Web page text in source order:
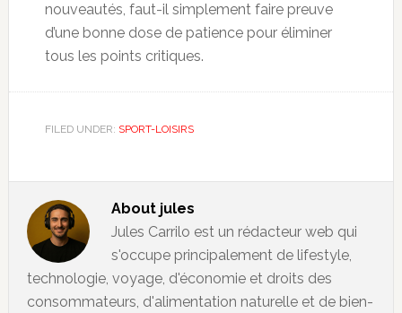
nouveautés, faut-il simplement faire preuve
d’une bonne dose de patience pour éliminer
tous les points critiques.
FILED UNDER: SPORT-LOISIRS
About jules
Jules Carrilo est un rédacteur web qui
s'occupe principalement de lifestyle,
technologie, voyage, d'économie et droits des
consommateurs, d'alimentation naturelle et de bien-